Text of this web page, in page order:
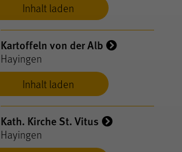
Inhalt laden
Inhalt laden
Kartoffeln von der Alb
Hayingen
Kath. Kirche St. Vitus
Hayingen